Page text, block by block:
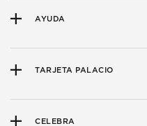
AYUDA
TARJETA PALACIO
CELEBRA